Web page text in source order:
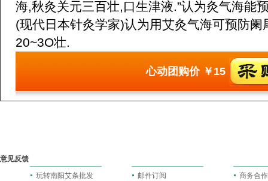
海,秋灸关元三百壮,口生津液.”认为灸气海能
(现代日本针灸学家)认为用艾灸气海可预防
20~3O壮.
心动团购价 ￥15
意见反馈
玩转南阳艾条批发
邮件订阅
商务合作